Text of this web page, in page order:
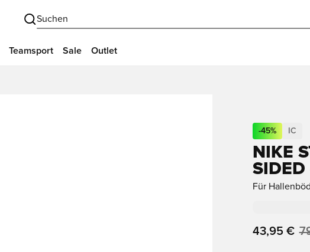
Suchen
Teamsport Sale Outlet
-45% IC
NIKE
SIDED
Für
43,95 €